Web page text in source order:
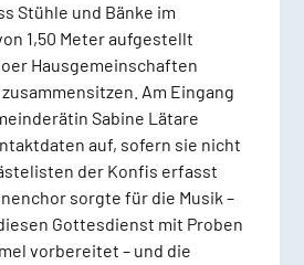
Stühle und Bänke im
1,50 Meter aufgestellt
Hausgemeinschaften
Am Eingang
Sabine Lätare
auf, sofern sie nicht
der Konfis erfasst
sorgte für die Musik –
Gottesdienst mit Proben
vorbereitet – und die